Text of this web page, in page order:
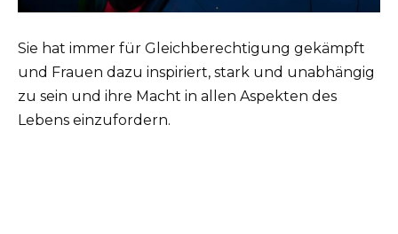
Sie hat immer für Gleichberechtigung gekämpft
und Frauen dazu inspiriert, stark und unabhängig
zu sein und ihre Macht in allen Aspekten des
Lebens einzufordern.